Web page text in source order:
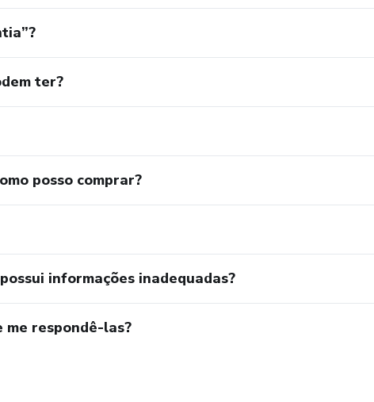
ter?
posso comprar?
informações inadequadas?
me respondê-las?